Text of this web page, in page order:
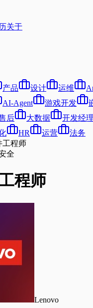
关于
产品 设计 运维
AI-Agent 游戏开发
后 大数据 开发经理
HR 运营
法务
工程师
全
程师
Lenovo